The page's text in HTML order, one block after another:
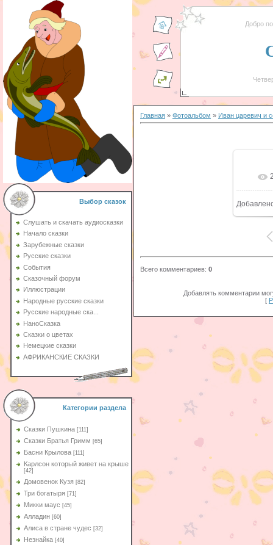
Выбор сказок
Слушать и скачать аудиосказки
Начало сказки
Зарубежные сказки
Русские сказки
События
Сказочный форум
Иллюстрации
Народные русские сказки
Русские народные ска...
НаноСказка
Сказки о цветах
Немецкие сказки
АФРИКАНСКИЕ СКАЗКИ
Категории раздела
Сказки Пушкина [111]
Сказки Братья Гримм [65]
Басни Крылова [111]
Карлсон который живет на крыше
[42]
Домовенок Кузя [82]
Три богатыря [71]
Микки маус [45]
Алладин [60]
Aлиса в стране чудес [32]
Незнайка [40]
Добро
Главная » Фотоальбом » Иван царевич и
Всего комментариев: 0
Добавлять комментарии
[